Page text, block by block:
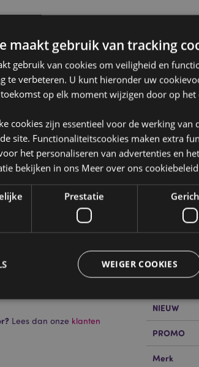
Stokjes
jigit powderm loban poeder,
lijmen.
Lees dan onze klanten
Product
Meer
informatie
Afmetingen
Barcode
Gewicht
NIEUW
PROMO
Merk
maakt gebruik van tracking
gebruik van cookies om veiligheid en
te verbeteren. U kunt hieronder uw
op elk moment wijzigen door op
cookies zijn essentieel voor de werking van
site. Functionaliteitscookies maken extra
het personaliseren van advertenties en
bekijken in ons Meer over ons cookiebeleid
Prestatie
WEIGER COOKIES
Strikt noodzakelijke Gerichte
maken kernfunctionaliteit van de website mogelijk,
cookies kan de website niet goed gebruikt worden.